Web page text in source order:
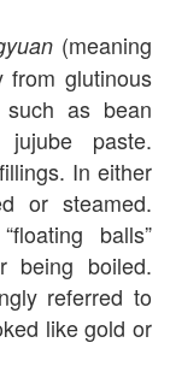
(meaning
from glutinous
as bean
paste.
In either
or steamed.
balls”
being boiled.
referred to
like gold or